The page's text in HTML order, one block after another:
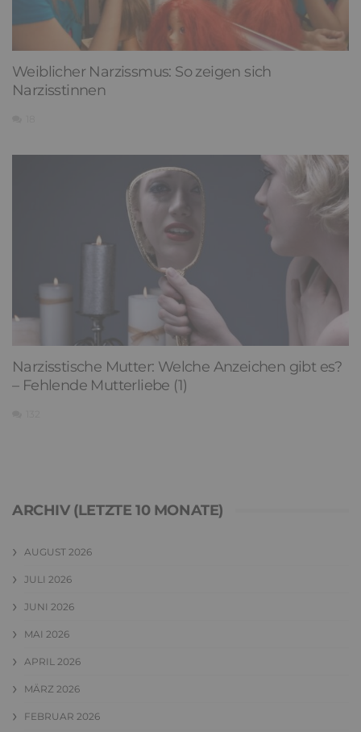
Weiblicher Narzissmus: So zeigen sich
Narzisstinnen
Narzisstische Mutter: Welche Anzeichen gibt es?
– Fehlende Mutterliebe (1)
ARCHIV (LETZTE 10 MONATE)
AUGUST 2026
JULI 2026
JUNI 2026
MAI 2026
APRIL 2026
MÄRZ 2026
FEBRUAR 2026